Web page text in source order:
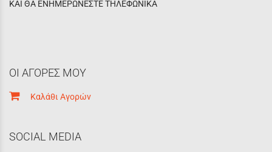
ΚΑΙ ΘΑ ΕΝΗΜΕΡΩΝΕΣΤΕ ΤΗΛΕΦΩΝΙΚΑ
ΟΙ ΑΓΟΡΕΣ ΜΟΥ
Καλάθι Αγορών
SOCIAL MEDIA